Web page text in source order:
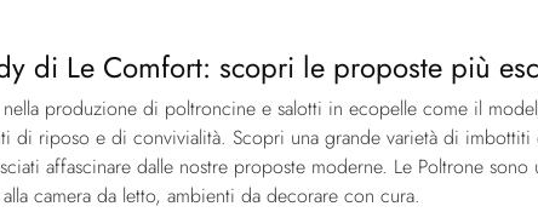
di Le Comfort: scopri le proposte più
produzione di poltroncine e salotti in ecopelle come il
di riposo e di convivialità. Scopri una grande varietà di
affascinare dalle nostre proposte moderne. Le Poltrone
camera da letto, ambienti da decorare con cura.